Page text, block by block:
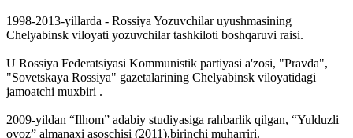
1998-2013-yillarda - Rossiya Yozuvchilar uyushmasining
Chelyabinsk viloyati yozuvchilar tashkiloti boshqaruvi raisi.
U Rossiya Federatsiyasi Kommunistik partiyasi a'zosi, "Pravda",
"Sovetskaya Rossiya" gazetalarining Chelyabinsk viloyatidagi
jamoatchi muxbiri .
2009-yildan “Ilhom” adabiy studiyasiga rahbarlik qilgan, “Yulduzli
ovoz” almanaxi asoschisi (2011),birinchi muharriri.